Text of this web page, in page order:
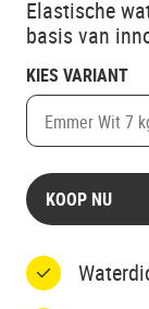
Elastische
basis van
KIES VARIANT
Emmer Wit 7
KOOP NU